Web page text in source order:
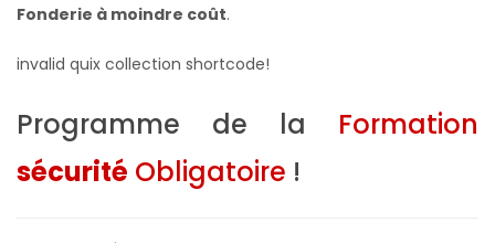
Fonderie à moindre coût.
invalid quix collection shortcode!
Programme de la Formation
sécurité Obligatoire !